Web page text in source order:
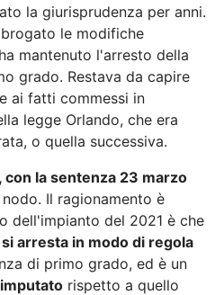
la giurisprudenza per anni.
le modifiche
mantenuto l'arresto della
grado. Restava da capire
ai fatti commessi in
legge Orlando, che era
o quella successiva.
la sentenza 23 marzo
Il ragionamento è
dell'impianto del 2021 è che
si arresta in modo di regola
di primo grado, ed è un
rispetto a quello